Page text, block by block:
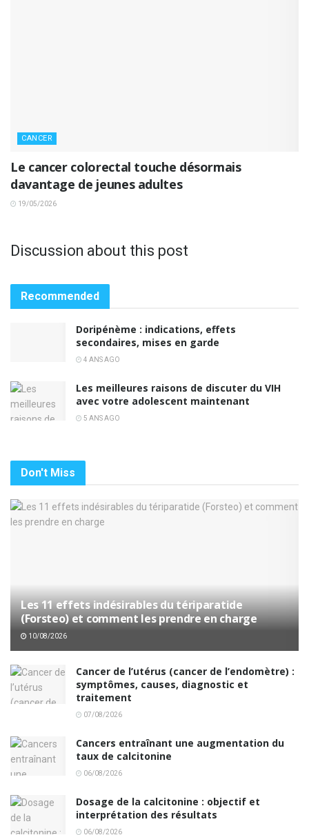
CANCER
Le cancer colorectal touche désormais
davantage de jeunes adultes
19/05/2026
Discussion about this post
Recommended
Doripénème : indications, effets
secondaires, mises en garde
4 ANS AGO
Les meilleures raisons de discuter du VIH
avec votre adolescent maintenant
5 ANS AGO
Don't Miss
Les 11 effets indésirables du tériparatide
(Forsteo) et comment les prendre en charge
10/08/2026
Cancer de l’utérus (cancer de l’endomètre) :
symptômes, causes, diagnostic et
traitement
07/08/2026
Cancers entraînant une augmentation du
taux de calcitonine
06/08/2026
Dosage de la calcitonine : objectif et
interprétation des résultats
06/08/2026